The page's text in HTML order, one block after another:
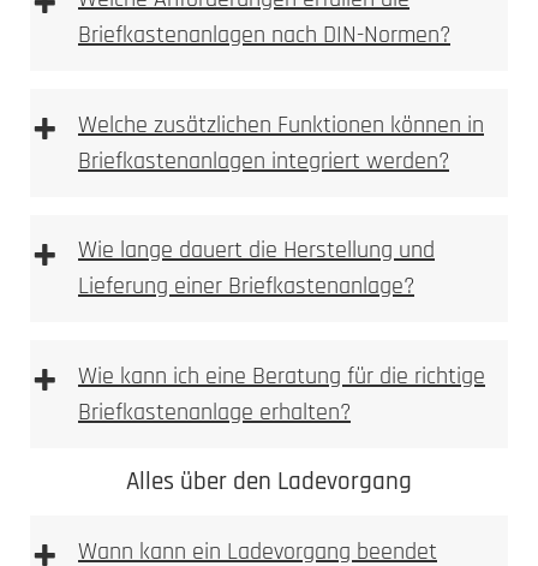
Benutzeroberfläche für die Fernsteuerung der
Anlage.
verschiedenen Orten aus.
Smart-Home-Integration: Steuern Sie die
Briefkastenanlagen nach DIN-Normen?
+
Welche zusätzlichen Funktionen können in
Briefkastenanlagen integriert werden?
+
Wie lange dauert die Herstellung und
Lieferung einer Briefkastenanlage?
+
Wie kann ich eine Beratung für die richtige
Briefkastenanlage erhalten?
Alles über den Ladevorgang
Wann kann ein Ladevorgang beendet